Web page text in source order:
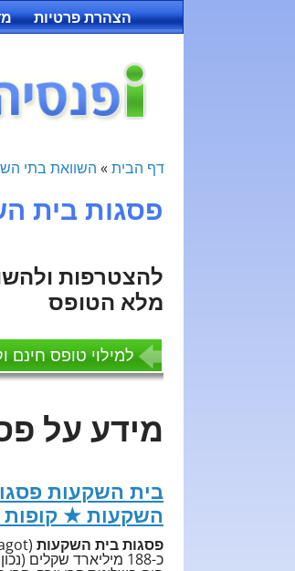
הצהרת פרטיות
דף הבית» השוואת בתי
פסגות בית
להצטרפות
מלא הטופס
למילוי טופס חינם
מידע על
בית השקעות
השקעות ★
פסגות בית השקעות